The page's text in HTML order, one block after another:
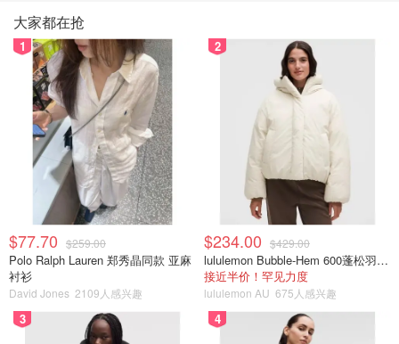
超级推荐的儿童款电动牙刷👍 👍 👍
🙌儿子从很不爱刷牙到现在不刷牙都不行的大转变，足以见
证这款牙刷的强大力量，再也不用催着小朋友去刷牙了，妥
妥的娃爸娃妈们的省心利器！[呲牙][呲牙][呲牙]如果你家宝
贝不爱刷牙或是刷牙糊弄人，试试这个，让他爱上刷牙，亲
身经历[强][强][强]👏这款牙刷有专用的app支持，小朋友可
以建立自己的账户，上传照片，追踪每天的刷牙效果，app
还可以和牙刷相连，实时指导怎么刷，每次刷完牙后还有小
奖励。以前儿子刷牙10秒钟糊弄事，现在是认认真真的刷够
两分钟！这个一定要有！👍👍👍很多人对于儿童使用电动牙
刷是否有害存在顾虑，其实在正确使用的情况下其对牙齿的
口腔的清洁保护作用要远大于造成的影响。选择合适的儿童
大家都在抢
1
$77.70 $259.00
Polo Ralph Lauren 郑秀晶同款 亚麻
衬衫
David Jones 2109人感兴趣
2
$234.00 $429.00
lululemon Bubble-Hem 600蓬松羽绒夹克
接近半价！罕见力度
lululemon AU 675人感兴趣
3 4